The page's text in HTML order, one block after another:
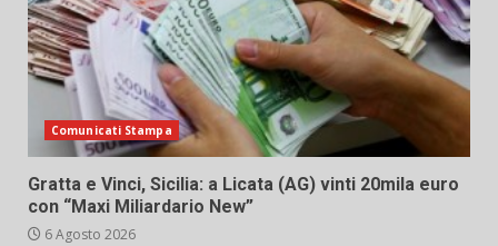
Comunicati Stampa
Gratta e Vinci, Sicilia: a Licata (AG) vinti 20mila euro
con “Maxi Miliardario New”
6 Agosto 2026